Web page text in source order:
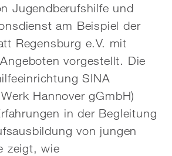
Jugendberufshilfe und
am Beispiel der
Regensburg e.V. mit
vorgestellt. Die
SINA
Hannover gGmbH)
in der Begleitung
von jungen
zeigt, wie